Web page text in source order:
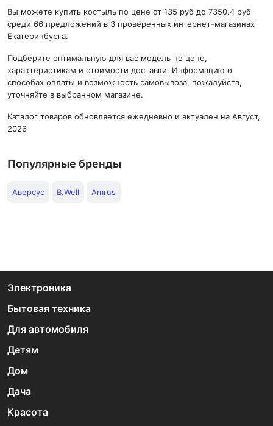
Вы можете купить костыль по цене от 135 руб до 7350.4 руб
среди 66 предложений в 3 проверенных интернет-магазинах
Екатеринбурга.
Подберите оптимальную для вас модель по цене,
характеристикам и стоимости доставки. Информацию о
способах оплаты и возможность самовывоза, пожалуйста,
уточняйте в выбранном магазине.
Каталог товаров обновляется ежедневно и актуален на Август,
2026
Популярные бренды
Аверсус B.Well Amrus
Электроника
Бытовая техника
Для автомобиля
Детям
Дом
Дача
Красота